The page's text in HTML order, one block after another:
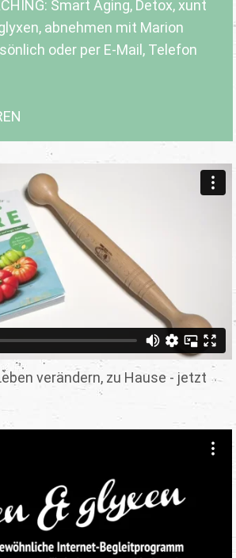
Smart Aging, Detox, xunt
abnehmen mit Marion
oder per E-Mail, Telefon
verändern, zu Hause - jetzt